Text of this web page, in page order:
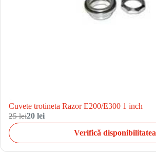
Cuvete trotineta Razor E200/E300 1 inch
25 lei20 lei
Verifică disponibilitatea